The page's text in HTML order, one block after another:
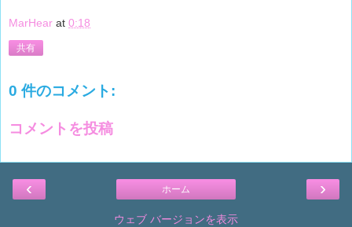
MarHear at 0:18
共有
0 件のコメント:
コメントを投稿
‹ ›
ホーム
ウェブ バージョンを表示